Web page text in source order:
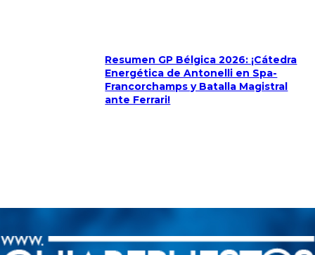
Resumen GP Bélgica 2026: ¡Cátedra
Energética de Antonelli en Spa-
Francorchamps y Batalla Magistral
ante Ferrari!